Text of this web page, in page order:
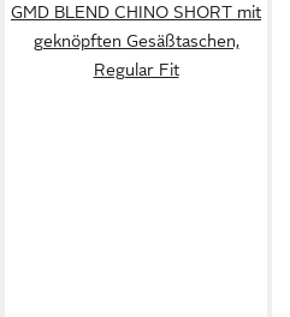
GMD BLEND CHINO SHORT mit
geknöpften Gesäßtaschen,
Regular Fit